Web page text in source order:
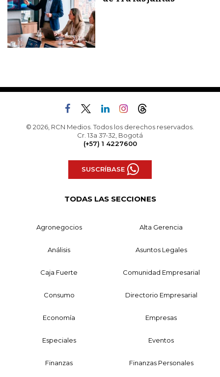
© 2026, RCN Medios. Todos los derechos reservados.
Cr. 13a 37-32, Bogotá
(+57) 1 4227600
SUSCRÍBASE
TODAS LAS SECCIONES
Agronegocios Alta Gerencia
Análisis Asuntos Legales
Caja Fuerte Comunidad Empresarial
Consumo Directorio Empresarial
Economía Empresas
Especiales Eventos
Finanzas Finanzas Personales